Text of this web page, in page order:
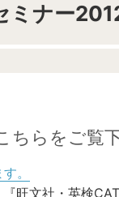
ミナー
ちらをご覧
。
『旺文社・英検